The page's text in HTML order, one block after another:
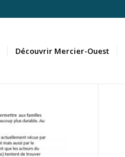
Découvrir Mercier-Ouest